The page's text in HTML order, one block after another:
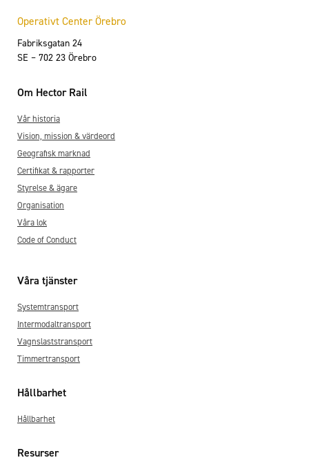
Operativt Center Örebro
Fabriksgatan 24
SE – 702 23 Örebro
Om Hector Rail
Vår historia
Vision, mission & värdeord
Geografisk marknad
Certifikat & rapporter
Styrelse & ägare
Organisation
Våra lok
Code of Conduct
Våra tjänster
Systemtransport
Intermodaltransport
Vagnslaststransport
Timmertransport
Hållbarhet
Hållbarhet
Resurser